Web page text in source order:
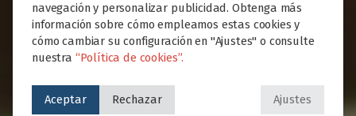
navegación y personalizar publicidad. Obtenga más
información sobre cómo empleamos estas cookies y
cómo cambiar su configuración en "Ajustes" o consulte
nuestra “Política de cookies”.
Aceptar Rechazar Ajustes